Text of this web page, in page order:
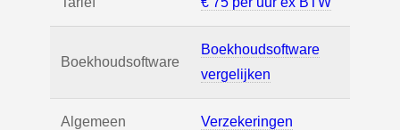
Boekhoudsoftware
Boekhoudsoftware
vergelijken
Algemeen Verzekeringen